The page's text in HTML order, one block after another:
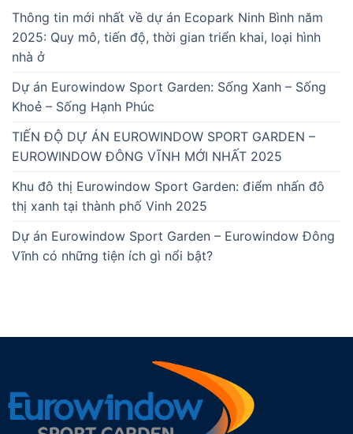
Thông tin mới nhất về dự án Ecopark Ninh Bình năm
2025: Quy mô, tiến độ, thời gian triển khai, loại hình
nhà ở
Dự án Eurowindow Sport Garden: Sống Xanh – Sống
Khoẻ – Sống Hạnh Phúc
TIẾN ĐỘ DỰ ÁN EUROWINDOW SPORT GARDEN –
EUROWINDOW ĐÔNG VĨNH MỚI NHẤT 2025
Khu đô thị Eurowindow Sport Garden: điểm nhấn đô
thị xanh tại thành phố Vinh 2025
Dự án Eurowindow Sport Garden – Eurowindow Đông
Vĩnh có những tiện ích gì nổi bật?